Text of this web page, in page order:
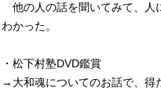
他の人の話を聞いてみて、人
わかった。
・松下村塾DVD鑑賞
→大和魂についてのお話で、得